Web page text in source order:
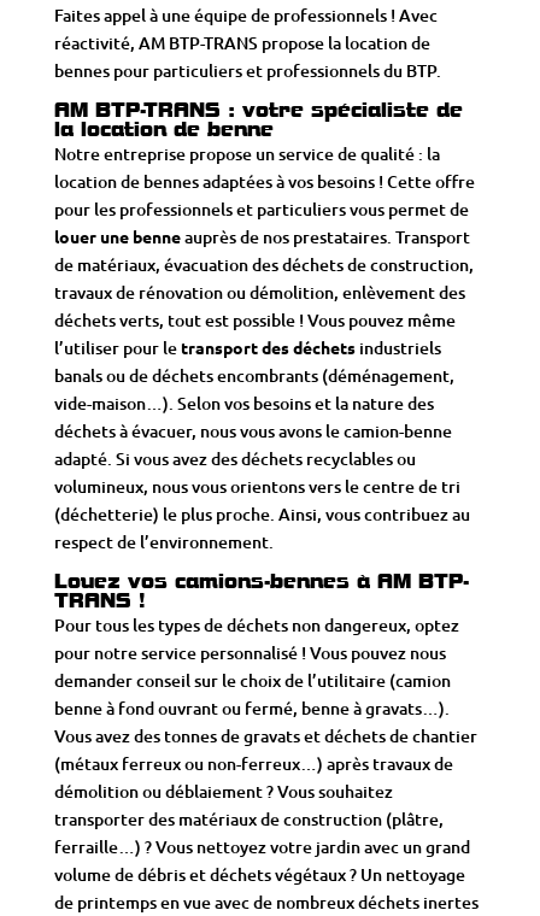
Faites appel à une équipe de professionnels ! Avec
réactivité, AM BTP-TRANS propose la location de
bennes pour particuliers et professionnels du BTP.
AM BTP-TRANS : votre spécialiste de
la location de benne
Notre entreprise propose un service de qualité : la
location de bennes adaptées à vos besoins ! Cette offre
pour les professionnels et particuliers vous permet de
louer une benneauprès de nos prestataires. Transport
de matériaux, évacuation des déchets de construction,
travaux de rénovation ou démolition, enlèvement des
déchets verts, tout est possible ! Vous pouvez même
l’utiliser pour letransport des déchetsindustriels
banals ou de déchets encombrants (déménagement,
vide-maison…). Selon vos besoins et la nature des
déchets à évacuer, nous vous avons le camion-benne
adapté. Si vous avez des déchets recyclables ou
volumineux, nous vous orientons vers le centre de tri
(déchetterie) le plus proche. Ainsi, vous contribuez au
respect de l’environnement.
Louez vos camions-bennes à AM BTP-
TRANS !
Pour tous les types de déchets non dangereux, optez
pour notre service personnalisé ! Vous pouvez nous
demander conseil sur le choix de l’utilitaire (camion
benne à fond ouvrant ou fermé, benne à gravats…).
Vous avez des tonnes de gravats et déchets de chantier
(métaux ferreux ou non-ferreux…) après travaux de
démolition ou déblaiement ? Vous souhaitez
transporter des matériaux de construction (plâtre,
ferraille…) ? Vous nettoyez votre jardin avec un grand
volume de débris et déchets végétaux ? Un nettoyage
de printemps en vue avec de nombreux déchets inertes